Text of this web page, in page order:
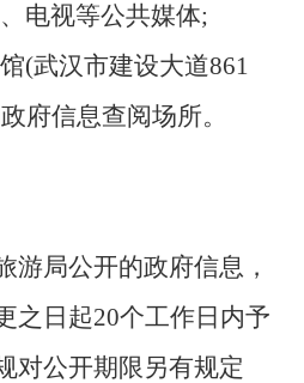
视等公共媒体;
武汉市建设大道861
府信息查阅场所。
游局公开的政府信息，
之日起20个工作日内予
对公开期限另有规定